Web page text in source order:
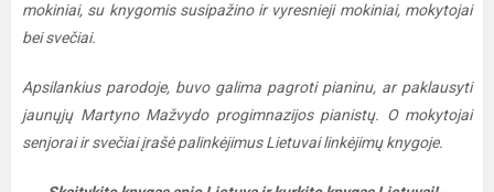
mokiniai, su knygomis susipažino ir vyresnieji mokiniai, mokytojai
bei svečiai.
Apsilankius parodoje, buvo galima pagroti pianinu, ar paklausyti
jaunųjų Martyno Mažvydo progimnazijos pianistų. O mokytojai
senjorai ir svečiai įrašė palinkėjimus Lietuvai linkėjimų knygoje.